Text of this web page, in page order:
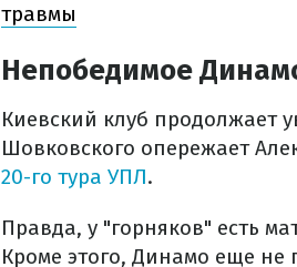
травмы
Непобедимое
Киевский клуб продолжает
Шовковского опережает
20-го тура УПЛ.
Правда, у "горняков" есть
Кроме этого, Динамо еще не